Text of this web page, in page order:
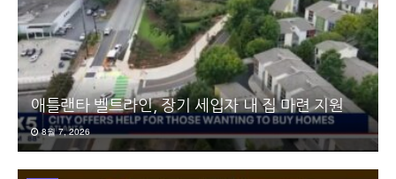
애틀랜타 벨트라인, 장기 세입자 내 집 마련 지원
8월 7, 2026